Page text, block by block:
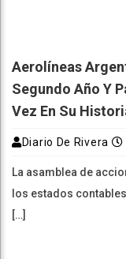
Aerolíneas
Segundo Año Y
Vez En Su
Diario De Rivera
La asamblea de
los estados
[…]